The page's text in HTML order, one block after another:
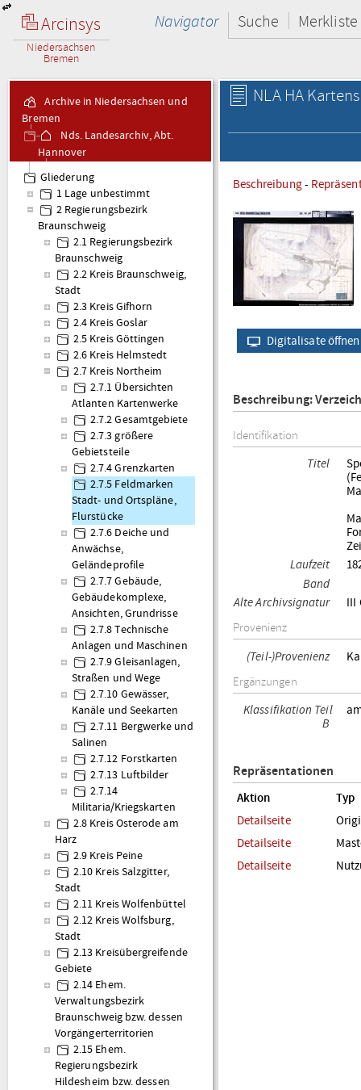
Arcinsys
Niedersachsen
Bremen
Navigator Suche Merkliste
Archive in Niedersachsen und
Bremen
Nds. Landesarchiv, Abt.
Hannover
- Altbestand
Gliederung
1 Lage unbestimmt
2 Regierungsbezirk
Braunschweig
2.1 Regierungsbezirk
Braunschweig
2.2 Kreis Braunschweig,
Stadt
2.3 Kreis Gifhorn
2.4 Kreis Goslar
2.5 Kreis Göttingen
2.6 Kreis Helmstedt
2.7 Kreis Northeim
2.7.1 Übersichten
Atlanten Kartenwerke
2.7.2 Gesamtgebiete
2.7.3 größere
Gebietsteile
2.7.4 Grenzkarten
2.7.5 Feldmarken
Stadt- und Ortspläne,
Flurstücke
2.7.6 Deiche und
Anwächse,
Geländeprofile
2.7.7 Gebäude,
Gebäudekomplexe,
Ansichten, Grundrisse
2.7.8 Technische
Anlagen und Maschinen
2.7.9 Gleisanlagen,
Straßen und Wege
2.7.10 Gewässer,
Kanäle und Seekarten
2.7.11 Bergwerke und
Salinen
2.7.12 Forstkarten
2.7.13 Luftbilder
2.7.14
Militaria/Kriegskarten
2.8 Kreis Osterode am
Harz
2.9 Kreis Peine
2.10 Kreis Salzgitter,
Stadt
2.11 Kreis Wolfenbüttel
2.12 Kreis Wolfsburg,
Stadt
2.13 Kreisübergreifende
Gebiete
2.14 Ehem.
Verwaltungsbezirk
Braunschweig bzw. dessen
Vorgängerterritorien
2.15 Ehem.
Regierungsbezirk
Hildesheim bzw. dessen
NLA HA
Beschreibung-
Digitalisate öffnen
Beschreibung:
Identifikation
Titel
Laufzeit
Band
Alte Archivsignatur
III
Provenienz
(Teil-)Provenienz
Ergänzungen
Klassifikation Teil
B
Repräsentationen
Aktion
Typ
Detailseite
Detailseite
Detailseite